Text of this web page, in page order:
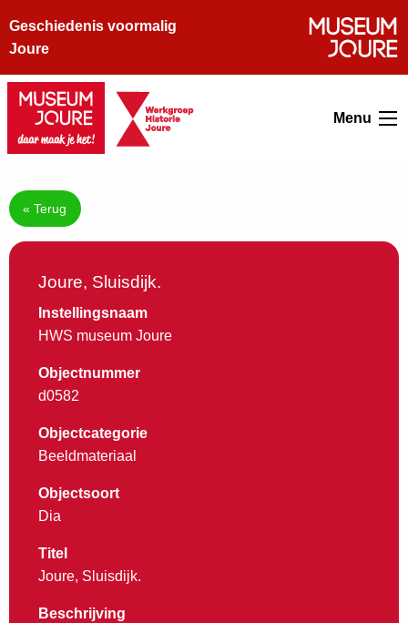
Geschiedenis voormalig
Joure
Menu
« Terug
Joure, Sluisdijk.
Instellingsnaam
HWS museum Joure
Objectnummer
d0582
Objectcategorie
Beeldmateriaal
Objectsoort
Dia
Titel
Joure, Sluisdijk.
Beschrijving